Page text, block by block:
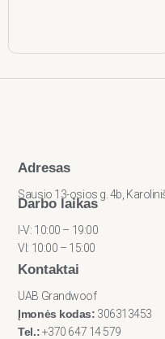
Adresas
Sausio 13-osios g. 4b,
Darbo laikas
I-V: 10:00 – 19:00
VI: 10:00 – 15:00
Kontaktai
UAB Grandwoof
Įmonės kodas: 306313453
Tel.:+370 647 14 579